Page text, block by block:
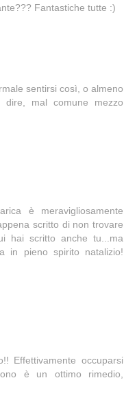
Fantastiche tutte :)
sentirsi così, o almeno
mal comune mezzo
è meravigliosamente
scritto di non trovare
hai scritto anche tu...ma
in pieno spirito natalizio!
Effettivamente occuparsi
è un ottimo rimedio,